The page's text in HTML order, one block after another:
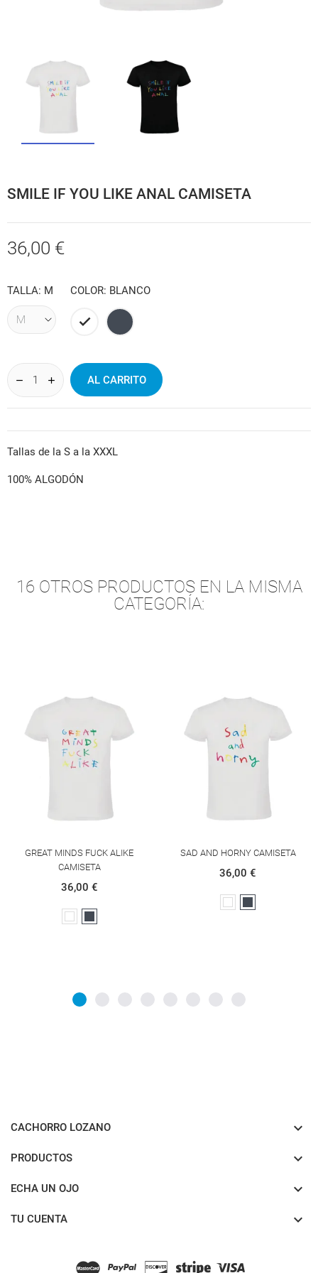
SMILE IF YOU LIKE ANAL CAMISETA
36,00 €
TALLA: M COLOR: BLANCO
BlancoNegro
AL CARRITO
Tallas de la S a la XXXL
100% ALGODÓN
16 OTROS PRODUCTOS EN LA MISMA
CATEGORÍA:
GREAT MINDS FUCK ALIKE
CAMISETA
36,00 €
SAD AND HORNY CAMISETA
36,00 €
CACHORRO LOZANO 
PRODUCTOS 
ECHA UN OJO 
TU CUENTA 